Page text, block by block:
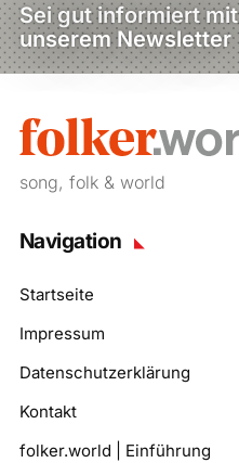
Sei gut informiert mit
unserem Newsletter
song, folk & world
Navigation
Startseite
Impressum
Datenschutzerklärung
Kontakt
folker.world | Einführung